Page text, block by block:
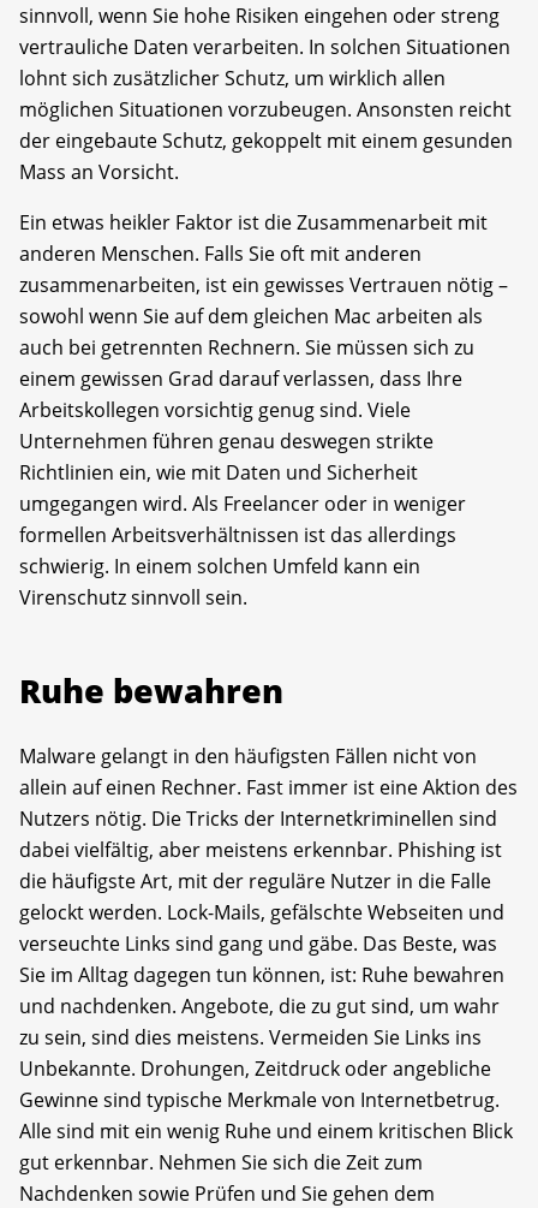
sinnvoll, wenn Sie hohe Risiken eingehen oder streng
vertrauliche Daten ver­arbeiten. In solchen Situationen
lohnt sich zusätz­licher Schutz, um wirklich allen
möglichen Situationen vorzubeugen. Ansonsten reicht
der ein­gebaute Schutz, gekoppelt mit einem gesunden
Mass an Vorsicht.
Ein etwas heikler Faktor ist die Zusammen­arbeit mit
anderen Menschen. Falls Sie oft mit anderen
zusammenarbeiten, ist ein gewisses Vertrauen nötig –
sowohl wenn Sie auf dem gleichen Mac arbeiten als
auch bei getrennten Rechnern. Sie müssen sich zu
einem gewissen Grad darauf verlassen, dass Ihre
Arbeitskollegen vorsichtig genug sind. Viele
Unternehmen führen genau deswegen strikte
Richtlinien ein, wie mit Daten und Sicherheit
umgegangen wird. Als Free­lancer oder in weniger
formellen Arbeitsverhältnissen ist das allerdings
schwierig. In einem solchen Umfeld kann ein
Virenschutz sinnvoll sein.
Ruhe bewahren
Malware gelangt in den häufigsten Fällen nicht von
allein auf einen Rechner. Fast immer ist eine Aktion des
Nutzers nötig. Die Tricks der Internetkriminellen sind
dabei vielfältig, aber meistens erkennbar. Phishing ist
die häufigste Art, mit der reguläre Nutzer in die Falle
gelockt werden. Lock-Mails, gefälschte Webseiten und
verseuchte Links sind gang und gäbe. Das Beste, was
Sie im Alltag dagegen tun können, ist: Ruhe bewahren
und nachdenken. Angebote, die zu gut sind, um wahr
zu sein, sind dies meistens. Vermeiden Sie Links ins
Unbekannte. Drohungen, Zeitdruck oder angebliche
Gewinne sind typische Merkmale von Internetbetrug.
Alle sind mit ein wenig Ruhe und einem kritischen Blick
gut erkennbar. Nehmen Sie sich die Zeit zum
Nachdenken sowie Prüfen und Sie gehen dem